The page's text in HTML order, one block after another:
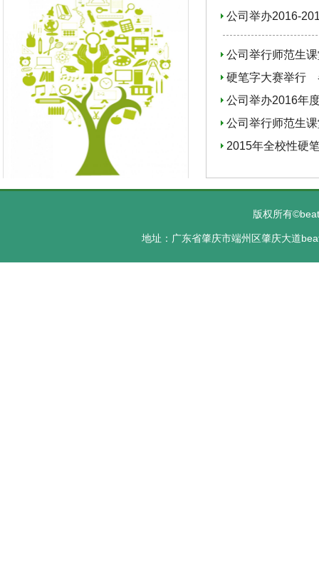
公司举办2016-
公司举行师范生
硬笔字大赛举行
公司举办2016年
公司举行师范生
2015年全校性硬
版权所有
地址：广东省肇庆市端州区肇庆大道